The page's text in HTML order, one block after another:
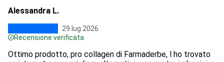
Alessandra L.
29 lug 2026
Recensione verificata
Ottimo prodotto, pro collagen di Farmaderbe, l ho trovato